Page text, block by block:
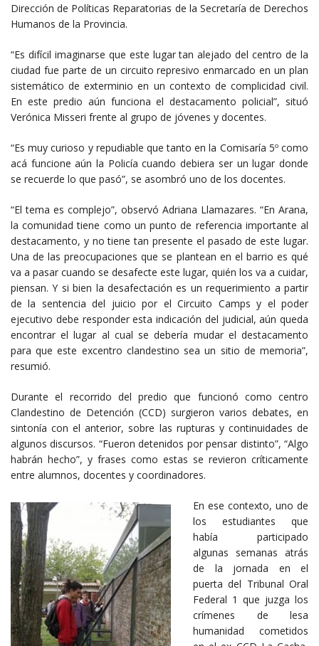
Dirección de Políticas Reparatorias de la Secretaría de Derechos
Humanos de la Provincia.
“Es difícil imaginarse que este lugar tan alejado del centro de la
ciudad fue parte de un circuito represivo enmarcado en un plan
sistemático de exterminio en un contexto de complicidad civil.
En este predio aún funciona el destacamento policial”, situó
Verónica Misseri frente al grupo de jóvenes y docentes.
“Es muy curioso y repudiable que tanto en la Comisaría 5º como
acá funcione aún la Policía cuando debiera ser un lugar donde
se recuerde lo que pasó”, se asombró uno de los docentes.
“El tema es complejo”, observó Adriana Llamazares. “En Arana,
la comunidad tiene como un punto de referencia importante al
destacamento, y no tiene tan presente el pasado de este lugar.
Una de las preocupaciones que se plantean en el barrio es qué
va a pasar cuando se desafecte este lugar, quién los va a cuidar,
piensan. Y si bien la desafectación es un requerimiento a partir
de la sentencia del juicio por el Circuito Camps y el poder
ejecutivo debe responder esta indicación del judicial, aún queda
encontrar el lugar al cual se debería mudar el destacamento
para que este excentro clandestino sea un sitio de memoria”,
resumió.
Durante el recorrido del predio que funcionó como centro
Clandestino de Detención (CCD) surgieron varios debates, en
sintonía con el anterior, sobre las rupturas y continuidades de
algunos discursos. “Fueron detenidos por pensar distinto”, “Algo
habrán hecho”, y frases como estas se revieron críticamente
entre alumnos, docentes y coordinadores.
En ese contexto, uno de
los estudiantes que
había participado
algunas semanas atrás
de la jornada en el
puerta del Tribunal Oral
Federal 1 que juzga los
crímenes de lesa
humanidad cometidos